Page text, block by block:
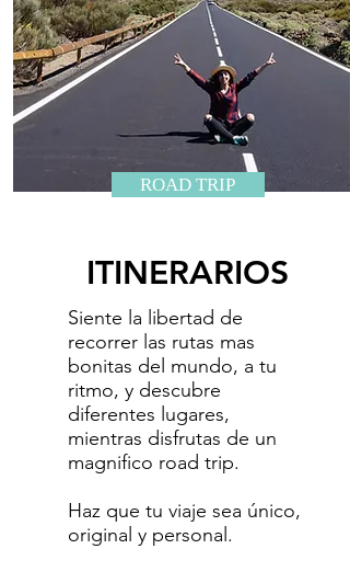
ROAD TRIP
ITINERARIOS
Siente la libertad de
recorrer las rutas mas
bonitas del mundo, a tu
ritmo, y descubre
diferentes lugares,
mientras disfrutas de un
magnifico road trip.
​Haz que tu viaje sea único,
original y personal.